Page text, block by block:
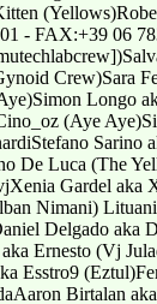
- FAX:+39 06
Crew)Sara
Longo
(Aye
Sarino
De Luca (The
Gardel
Nimani)
Delgado aka
Ernesto (Vj
Esstro9
Birtalan